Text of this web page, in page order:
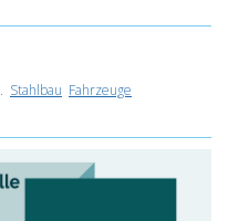
. Stahlbau Fahrzeuge